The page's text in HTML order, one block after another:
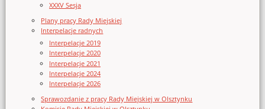
XXXV Sesja
Plany pracy Rady Miejskiej
Interpelacje radnych
Interpelacje 2019
Interpelacje 2020
Interpelacje 2021
Interpelacje 2024
Interpelacje 2026
Sprawozdanie z pracy Rady Miejskiej w Olsztynku